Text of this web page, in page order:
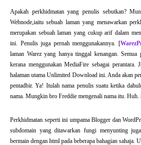
Apakah perkhidmatan yang penulis sebutkan?
Webnode,iaitu sebuah laman yang menawarkan
merupakan sebuah laman yang cukup arif dalam
ini. Penulis juga pernah menggunakannya. [
laman Warez yang hanya tinggal kenangan.
kerana menggunakan MediaFire sebagai perantara.
halaman utama Unlimited Download ini. Anda akan
pentadbir. Ya! Itulah nama penulis suatu ketika
nama. Mungkin bro Freddie mengenali nama itu. Huh.
Perkhidmatan seperti ini umpama Blogger dan
subdomain yang ditawarkan fungi menyunting
bermain dengan html pada beberapa bahagian sahaja.